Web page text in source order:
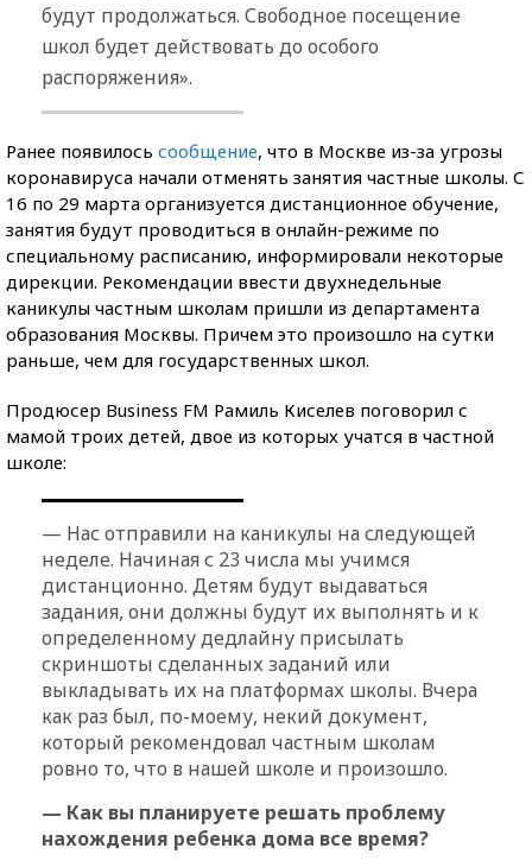
будут продолжаться. Свободное посещение
школ будет действовать до особого
распоряжения».
Ранее появилось сообщение, что в Москве из-за угрозы
коронавируса начали отменять занятия частные школы. С
16 по 29 марта организуется дистанционное обучение,
занятия будут проводиться в онлайн-режиме по
специальному расписанию, информировали некоторые
дирекции. Рекомендации ввести двухнедельные
каникулы частным школам пришли из департамента
образования Москвы. Причем это произошло на сутки
раньше, чем для государственных школ.
Продюсер Business FM Рамиль Киселев поговорил с
мамой троих детей, двое из которых учатся в частной
школе:
— Нас отправили на каникулы на следующей
неделе. Начиная с 23 числа мы учимся
дистанционно. Детям будут выдаваться
задания, они должны будут их выполнять и к
определенному дедлайну присылать
скриншоты сделанных заданий или
выкладывать их на платформах школы. Вчера
как раз был, по-моему, некий документ,
который рекомендовал частным школам
ровно то, что в нашей школе и произошло.
— Как вы планируете решать проблему
нахождения ребенка дома все время?